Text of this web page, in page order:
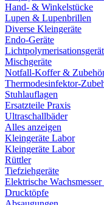
Hand- & Winkelstücke
Lupen & Lupenbrillen
Diverse Kleingeräte
Endo-Geräte
Mischgeräte
Notfall-Koffer &
Thermodesinfektor-
Stuhlauflagen
Ersatzteile Praxis
Ultraschallbäder
Alles anzeigen
Kleingeräte Labor
Kleingeräte Labor
Rüttler
Tiefziehgeräte
Elektrische
Drucktöpfe